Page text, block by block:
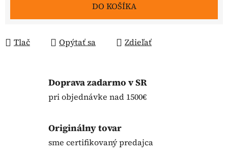
DO KOŠÍKA
Tlač Opýtať sa Zdieľať
Doprava zadarmo v SR
pri objednávke nad 1500€
Originálny tovar
sme certifikovaný predajca